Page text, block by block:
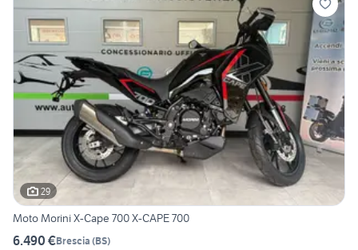
29
Moto Morini X-Cape 700 X-CAPE 700
6.490 €Brescia (BS)